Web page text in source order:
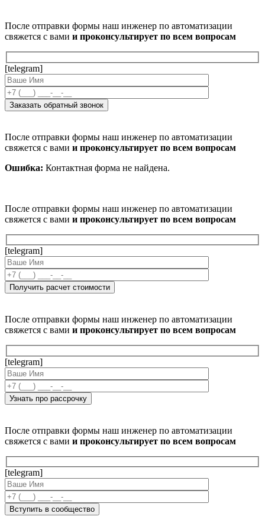
После отправки формы наш инженер по автоматизации
свяжется с вами и проконсультирует по всем вопросам
[telegram]
После отправки формы наш инженер по автоматизации
свяжется с вами и проконсультирует по всем вопросам
Ошибка: Контактная форма не найдена.
После отправки формы наш инженер по автоматизации
свяжется с вами и проконсультирует по всем вопросам
[telegram]
После отправки формы наш инженер по автоматизации
свяжется с вами и проконсультирует по всем вопросам
[telegram]
После отправки формы наш инженер по автоматизации
свяжется с вами и проконсультирует по всем вопросам
[telegram]